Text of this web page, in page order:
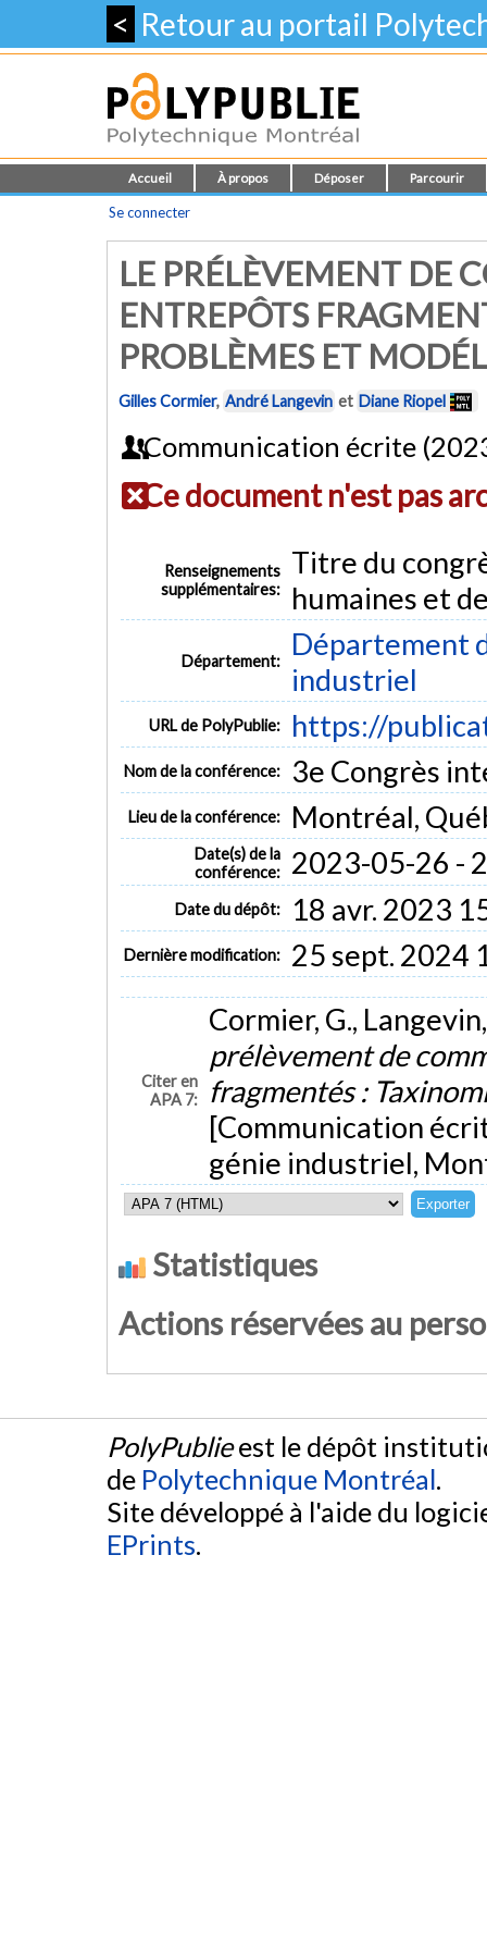
< Retour au portail
Accueil À propos Déposer Parcourir
Se connecter
LE PRÉLÈVEMENT DE
ENTREPÔTS
PROBLÈMES ET
Gilles Cormier, André Langevin et Diane Riopel
Communication écrite
Ce document n'est pas
Renseignements
supplémentaires:
Titre du
humaines et
Département:
Département
industriel
URL de PolyPublie: https://
Nom de la conférence: 3e Congrès
Lieu de la conférence: Montréal,
Date(s) de la
conférence:
2023-05-26 -
Date du dépôt: 18 avr. 2023
Dernière modification: 25 sept. 2024
Citer en
APA 7:
Cormier, G.,
prélèvement de
fragmentés :
[Communication
génie industriel,
Statistiques
Actions réservées au
PolyPublieest le dépôt
de Polytechnique Montréal.
Site développé à l'aide du
EPrints.